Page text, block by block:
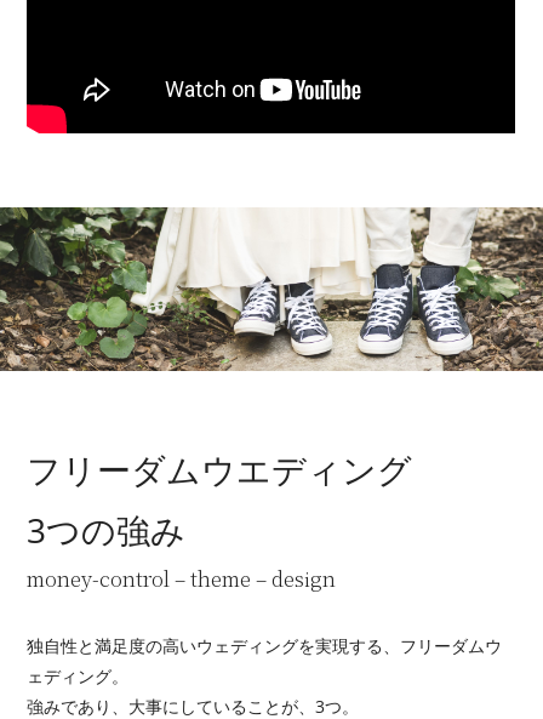
フリーダムウエディング
3つの強み
money-control – theme – design
独自性と満足度の高いウェディングを実現する、フリーダムウ
ェディング。
強みであり、大事にしていることが、3つ。